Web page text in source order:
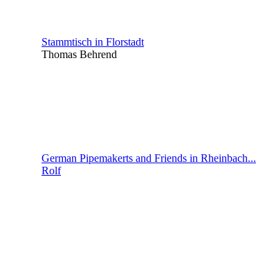
Stammtisch in Florstadt
Thomas Behrend
German Pipemakerts and Friends in Rheinbach...
Rolf